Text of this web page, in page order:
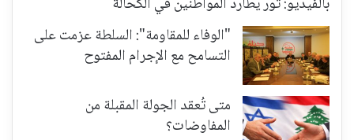
"الوفاء للمقاومة": السلطة عزمت على
التسامح مع الإجرام المفتوح
متى تُعقد الجولة المقبلة من
المفاوضات؟